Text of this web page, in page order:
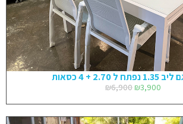
2.70 + 4 כסאות
₪6,900 ₪3,900